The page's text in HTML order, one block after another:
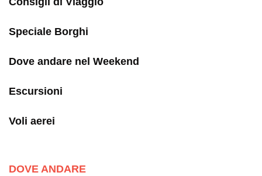
Speciale Borghi
Dove andare nel Weekend
Escursioni
Voli aerei
DOVE ANDARE